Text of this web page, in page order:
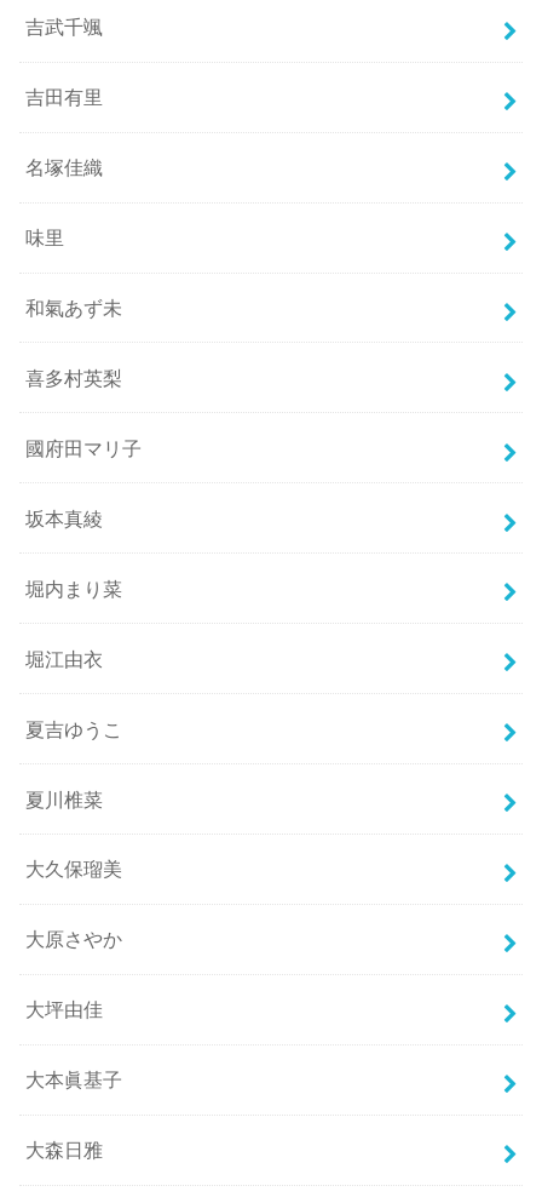
吉武千颯
吉田有里
名塚佳織
味里
和氣あず未
喜多村英梨
國府田マリ子
坂本真綾
堀内まり菜
堀江由衣
夏吉ゆうこ
夏川椎菜
大久保瑠美
大原さやか
大坪由佳
大本眞基子
大森日雅